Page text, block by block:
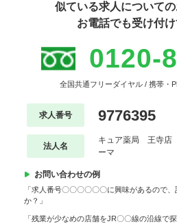
似ている求人について
お電話でも受け付
0120-
全国共通フリーダイヤル / 携帯・
求人番号 9776395
法人名
キュア薬局 王寺店
ーマ
お問い合わせの例
「求人番号〇〇〇〇〇〇に興味があるので
か？」
「残業が少なめの店舗をJR〇〇線の沿線で